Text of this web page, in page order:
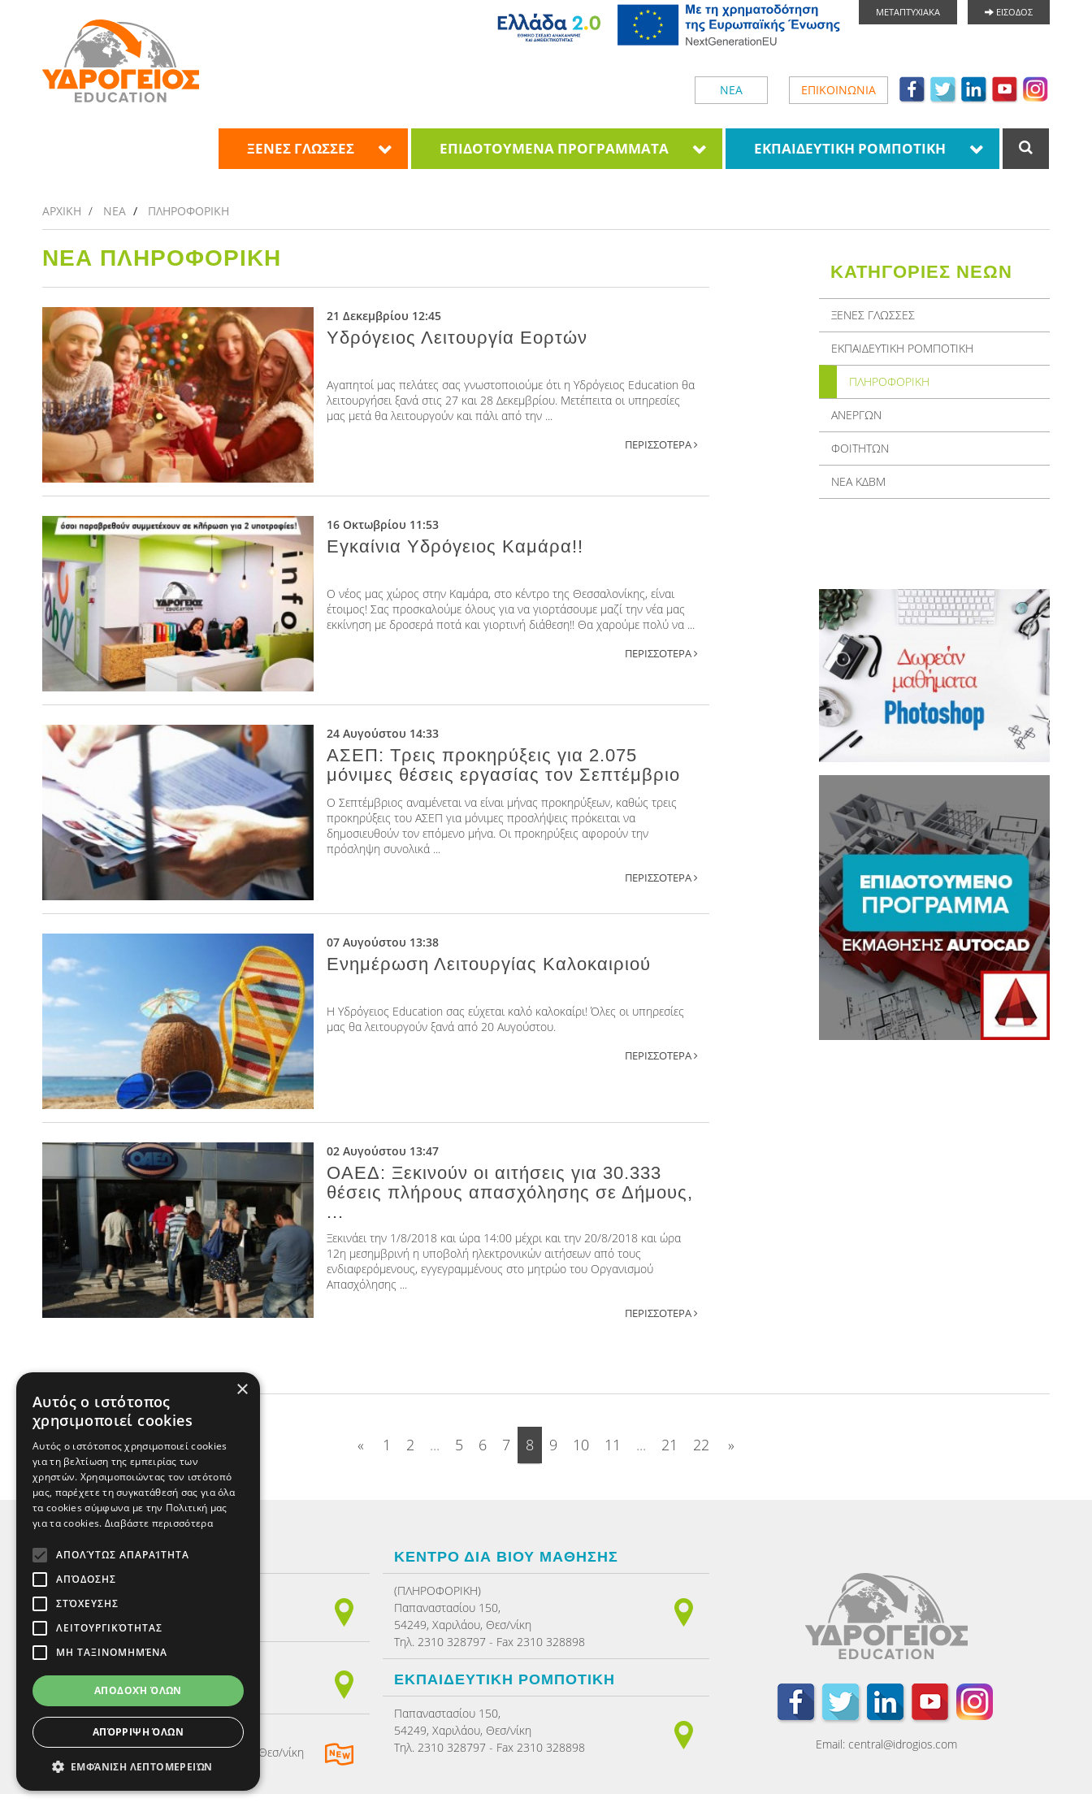
ΕΙΣΟΔΟΣ
ΜΕΤΑΠΤΥΧΙΑΚΑ
ΕΠΙΚΟΙΝΩΝΙΑ
ΝΕΑ
ΞΕΝΕΣ ΓΛΩΣΣΕΣ ΕΠΙΔΟΤΟΥΜΕΝΑ ΠΡΟΓΡΑΜΜΑΤΑ ΕΚΠΑΙΔΕΥΤΙΚΗ ΡΟΜΠΟΤΙΚΗ
ΑΡΧΙΚΗ ΝΕΑ ΠΛΗΡΟΦΟΡΙΚΗ
ΝΕΑ ΠΛΗΡΟΦΟΡΙΚΗ
21 Δεκεμβρίου 12:45
Υδρόγειος Λειτουργία Εορτών
Αγαπητοί μας πελάτες σας γνωστοποιούμε ότι η Υδρόγειος Education θα
λειτουργήσει ξανά στις 27 και 28 Δεκεμβρίου. Μετέπειτα οι υπηρεσίες
μας μετά θα λειτουργούν και πάλι από την ...
ΠΕΡΙΣΣΟΤΕΡΑ
16 Οκτωβρίου 11:53
Εγκαίνια Υδρόγειος Καμάρα!!
Ο νέος μας χώρος στην Καμάρα, στο κέντρο της Θεσσαλονίκης, είναι
έτοιμος! Σας προσκαλούμε όλους για να γιορτάσουμε μαζί την νέα μας
εκκίνηση με δροσερά ποτά και γιορτινή διάθεση!! Θα χαρούμε πολύ να ...
ΠΕΡΙΣΣΟΤΕΡΑ
24 Αυγούστου 14:33
ΑΣΕΠ: Τρεις προκηρύξεις για 2.075
μόνιμες θέσεις εργασίας τον Σεπτέμβριο
Ο Σεπτέμβριος αναμένεται να είναι μήνας προκηρύξεων, καθώς τρεις
προκηρύξεις του ΑΣΕΠ για μόνιμες προσλήψεις πρόκειται να
δημοσιευθούν τον επόμενο μήνα. Οι προκηρύξεις αφορούν την
πρόσληψη συνολικά ...
ΠΕΡΙΣΣΟΤΕΡΑ
07 Αυγούστου 13:38
Ενημέρωση Λειτουργίας Καλοκαιριού
Η Υδρόγειος Education σας εύχεται καλό καλοκαίρι! Όλες οι υπηρεσίες
μας θα λειτουργούν ξανά από 20 Αυγούστου.
ΠΕΡΙΣΣΟΤΕΡΑ
02 Αυγούστου 13:47
ΟΑΕΔ: Ξεκινούν οι αιτήσεις για 30.333
θέσεις πλήρους απασχόλησης σε Δήμους,
...
Ξεκινάει την 1/8/2018 και ώρα 14:00 μέχρι και την 20/8/2018 και ώρα
12η μεσημβρινή η υποβολή ηλεκτρονικών αιτήσεων από τους
ενδιαφερόμενους, εγγεγραμμένους στο μητρώο του Οργανισμού
Απασχόλησης ...
ΠΕΡΙΣΣΟΤΕΡΑ
ΚΑΤΗΓΟΡΙΕΣ ΝΕΩΝ
ΞΕΝΕΣ ΓΛΩΣΣΕΣ
ΕΚΠΑΙΔΕΥΤΙΚΗ ΡΟΜΠΟΤΙΚΗ
ΠΛΗΡΟΦΟΡΙΚΗ
ΑΝΕΡΓΩΝ
ΦΟΙΤΗΤΩΝ
ΝΕΑ ΚΔΒΜ
« 1 2 ... 5 6 7 8 9 10 11 ... 21 22 »
ΚΕΝΤΡΑ ΞΕΝΩΝ ΓΛΩΣΣΩΝ
54249, Χαριλάου, Θεσ/νίκη
Τηλ. 2310 328797 - Fax 2310 328898
54249, Χαριλάου, Θεσ/νίκη
Τηλ. 2310 328648
Καμβουνίων 9,
54621, Πλατεία Συντριβανίου (Καμάρα), Θεσ/νίκη
Τηλ. 2310 328797
ΚΕΝΤΡΟ ΔΙΑ ΒΙΟΥ ΜΑΘΗΣΗΣ
(ΠΛΗΡΟΦΟΡΙΚΗ)
Παπαναστασίου 150,
54249, Χαριλάου, Θεσ/νίκη
Τηλ. 2310 328797 - Fax 2310 328898
ΕΚΠΑΙΔΕΥΤΙΚΗ ΡΟΜΠΟΤΙΚΗ
Παπαναστασίου 150,
54249, Χαριλάου, Θεσ/νίκη
Τηλ. 2310 328797 - Fax 2310 328898
Email: central@idrogios.com
×
Αυτός ο ιστότοπος
χρησιμοποιεί cookies
Αυτός ο ιστότοπος χρησιμοποιεί cookies
για τη βελτίωση της εμπειρίας των
χρηστών. Χρησιμοποιώντας τον ιστότοπό
μας, παρέχετε τη συγκατάθεσή σας για όλα
τα cookies σύμφωνα με την Πολιτική μας
για τα cookies. Διαβάστε περισσότερα
ΑΠΟΛΎΤΩΣ ΑΠΑΡΑΊΤΗΤΑ
ΑΠΌΔΟΣΗΣ
ΣΤΌΧΕΥΣΗΣ
ΛΕΙΤΟΥΡΓΙΚΌΤΗΤΑΣ
ΜΗ ΤΑΞΙΝΟΜΗΜΈΝΑ
ΑΠΟΔΟΧΉ ΌΛΩΝ
ΑΠΌΡΡΙΨΗ ΌΛΩΝ
ΕΜΦΆΝΙΣΗ ΛΕΠΤΟΜΕΡΕΙΏΝ